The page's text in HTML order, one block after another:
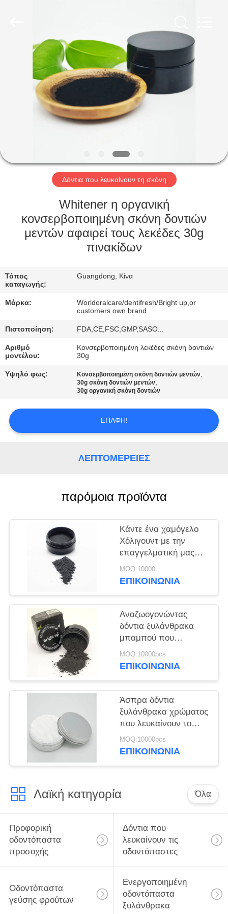
ΣΠΊΤΙ
ΠΡΟΪΌΝΤΑ
ΒΊΝΤΕΟ
ΠΕΡΊΠΟΥ
ΕΜΕΊΣ
ΕΡΓΟΣΤΑΣΊΩΝ
ΜΑΣ
ΣΕ
ΕΠΑΦΉ
ΜΕ
ΈΝΑ
ΑΠΌΣΠΑΣΜΑ
ΜΥΣΤΙΚΌΤΗΤΑΣ
Δόντια που λευκαίνουν τη σκόνη
Whitener η οργανική
κονσερβοποιημένη σκόνη δοντιών
μεντών αφαιρεί τους λεκέδες 30g
πινακίδων
Τόπος
καταγωγής:
Guangdong, Κίνα
Μάρκα:
Worldoralcare/dentifresh/Bright up,or
customers own brand
Πιστοποίηση: FDA,CE,FSC,GMP,SASO...
Αριθμό
μοντέλου:
Κονσερβοποιημένη λεκέδες σκόνη δοντιών
30g
Υψηλό φως: Κονσερβοποιημένη σκόνη δοντιών μεντών,
30g σκόνη δοντιών μεντών,
30g οργανική σκόνη δοντιών
ΕΠΑΦΉ!
ΛΕΠΤΟΜΈΡΕΙΕΣ
παρόμοια προϊόντα
Κάντε ένα χαμόγελο
Χόλιγουντ με την
επαγγελματική μας
δύναμη λευκαντική
στοματική προϊόν
MOQ:10000
ΕΠΙΚΟΙΝΩΝΊΑ
Αναζωογονώντας
δόντια ξυλάνθρακα
μπαμπού που
λαμπρύνουν τη σκόνη
30g για το βασικό
MOQ:10000pcs
ΕΠΙΚΟΙΝΩΝΊΑ
Άσπρα δόντια
ξυλάνθρακα χρώματος
που λευκαίνουν το
λογότυπο συνήθειας
γεύσης μεντών
MOQ:10000pcs
ΕΠΙΚΟΙΝΩΝΊΑ
Λαϊκή κατηγορία Όλα
Προφορική
οδοντόπαστα
προσοχής
Δόντια που
λευκαίνουν τις
οδοντόπαστες
Οδοντόπαστα
γεύσης φρούτων
Ενεργοποιημένη
οδοντόπαστα
ξυλάνθρακα